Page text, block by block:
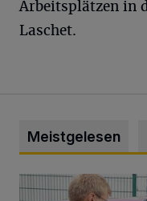
Arbeitsplätzen in
Laschet.
Meistgelesen
Feuerwehr befreit